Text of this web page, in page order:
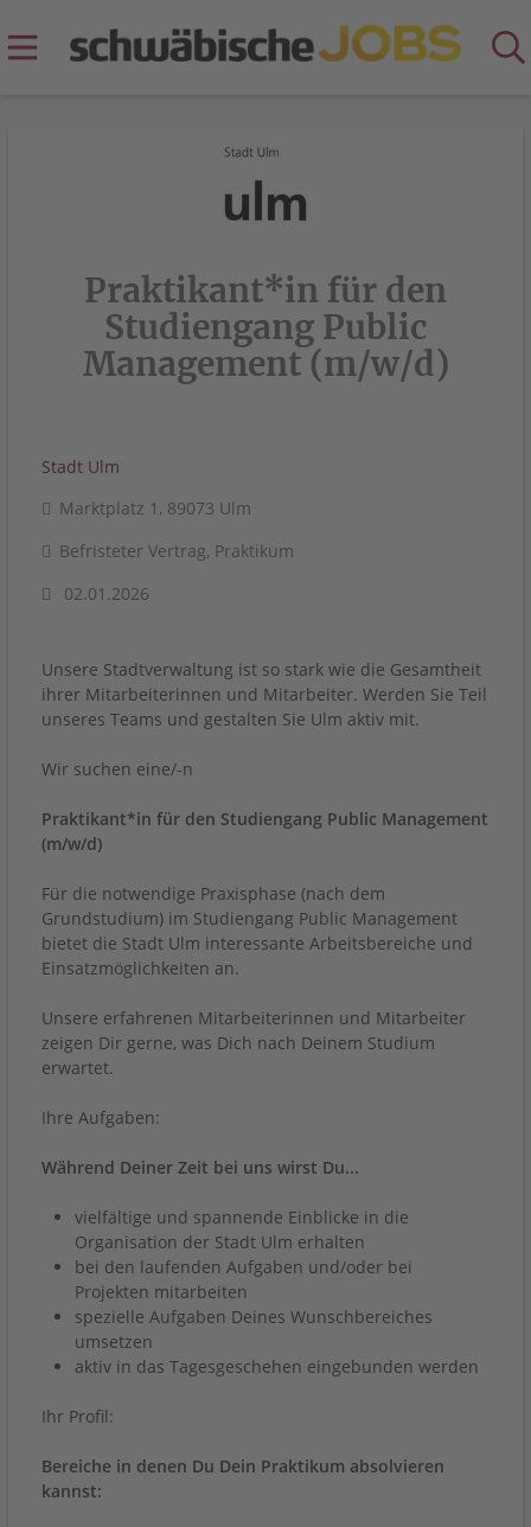
Praktikant*in für den
Studiengang Public
Management (m/w/d)
Stadt Ulm
Marktplatz 1, 89073 Ulm
Befristeter Vertrag, Praktikum
02.01.2026
Unsere Stadtverwaltung ist so stark wie die Gesamtheit
ihrer Mitarbeiterinnen und Mitarbeiter. Werden Sie Teil
unseres Teams und gestalten Sie Ulm aktiv mit.
Wir suchen eine/-n
Praktikant*in für den Studiengang Public Management
(m/w/d)
Für die notwendige Praxisphase (nach dem
Grundstudium) im Studiengang Public Management
bietet die Stadt Ulm interessante Arbeitsbereiche und
Einsatzmöglichkeiten an.
Unsere erfahrenen Mitarbeiterinnen und Mitarbeiter
zeigen Dir gerne, was Dich nach Deinem Studium
erwartet.
Ihre Aufgaben:
Während Deiner Zeit bei uns wirst Du...
vielfältige und spannende Einblicke in die
Organisation der Stadt Ulm erhalten
bei den laufenden Aufgaben und/oder bei
Projekten mitarbeiten
spezielle Aufgaben Deines Wunschbereiches
umsetzen
aktiv in das Tagesgeschehen eingebunden werden
Ihr Profil:
Bereiche in denen Du Dein Praktikum absolvieren
kannst: